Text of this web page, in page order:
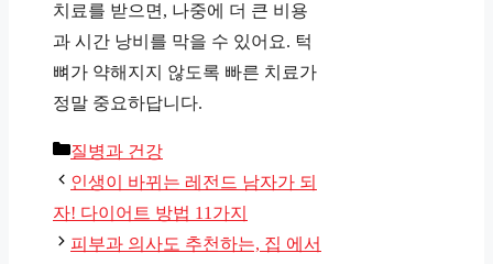
치료를 받으면, 나중에 더 큰 비용
과 시간 낭비를 막을 수 있어요. 턱
뼈가 약해지지 않도록 빠른 치료가
정말 중요하답니다.
카
테
고
리
질병과 건강
인생이 바뀌는 레전드 남자가 되
자! 다이어트 방법 11가지
피부과 의사도 추천하는, 집 에서